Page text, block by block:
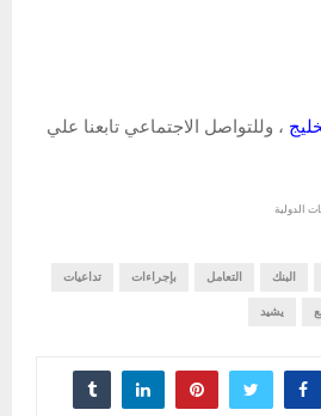
، وللتواصل الاجتماعي تابعنا علي
الدولية
البنك التعامل بإجراءات تداعيات
يشيد